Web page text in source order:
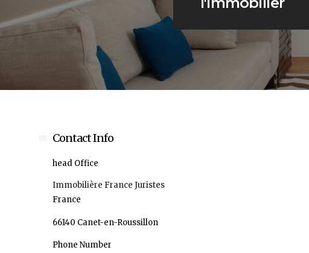
Contact Info
head Office
Immobilière France Juristes
France
66140 Canet-en-Roussillon
Phone Number